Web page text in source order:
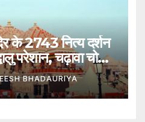
के 2743 नित्य दर्शन
परेशान, चढ़ावा चोरी
– Ayodhya:
Passes Of
Invalid,
BHADAURIYA